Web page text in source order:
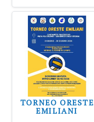
TORNEO ORESTE
EMILIANI